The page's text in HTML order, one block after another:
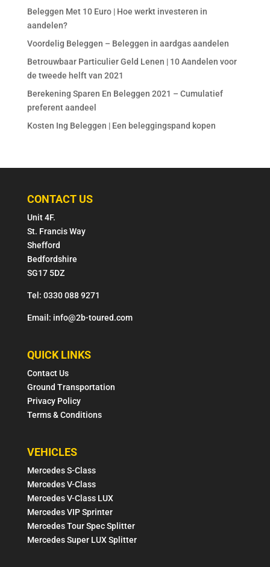
Beleggen Met 10 Euro | Hoe werkt investeren in
aandelen?
Voordelig Beleggen – Beleggen in aardgas aandelen
Betrouwbaar Particulier Geld Lenen | 10 Aandelen voor
de tweede helft van 2021
Berekening Sparen En Beleggen 2021 – Cumulatief
preferent aandeel
Kosten Ing Beleggen | Een beleggingspand kopen
CONTACT US
Unit 4F.
St. Francis Way
Shefford
Bedfordshire
SG17 5DZ
Tel: 0330 088 9271
Email: info@2b-toured.com
QUICK LINKS
Contact Us
Ground Transportation
Privacy Policy
Terms & Conditions
VEHICLES
Mercedes S-Class
Mercedes V-Class
Mercedes V-Class LUX
Mercedes VIP Sprinter
Mercedes Tour Spec Splitter
Mercedes Super LUX Splitter